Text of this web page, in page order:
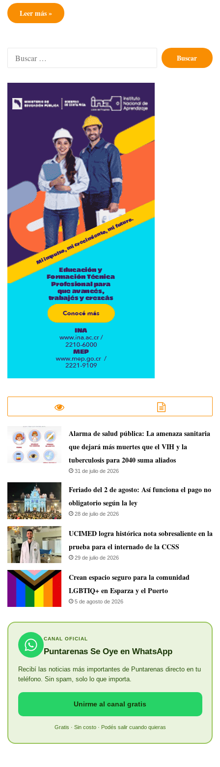
Leer más »
Buscar:
​Alarma de salud pública: La amenaza sanitaria
que dejará más muertes que el VIH y la
tuberculosis para 2040 suma aliados
31 de julio de 2026
Feriado del 2 de agosto: Así funciona el pago no
obligatorio según la ley
28 de julio de 2026
UCIMED logra histórica nota sobresaliente en la
prueba para el internado de la CCSS
29 de julio de 2026
Crean espacio seguro para la comunidad
LGBTIQ+ en Esparza y el Puerto
5 de agosto de 2026
CANAL OFICIAL
Puntarenas Se Oye en WhatsApp
Recibí las noticias más importantes de Puntarenas directo en tu
teléfono. Sin spam, solo lo que importa.
Unirme al canal gratis
Gratis · Sin costo · Podés salir cuando quieras